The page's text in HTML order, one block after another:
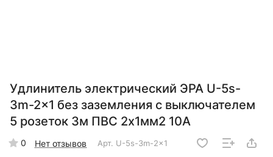
Удлинитель электрический ЭРА U-5s-
3m-2x1 без заземления c выключателем
5 розеток 3м ПВС 2x1мм2 10А
0 Нет отзывов Арт. U-5s-3m-2x1